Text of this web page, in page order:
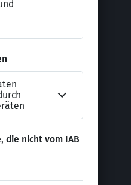
XING Impressum